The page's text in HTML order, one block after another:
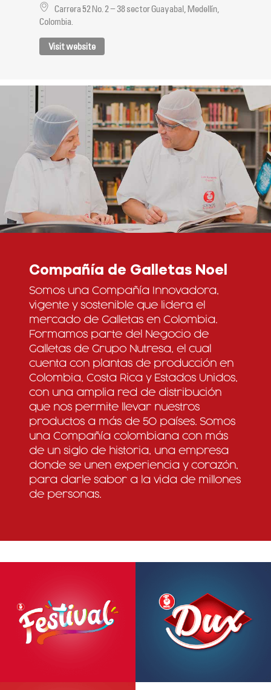
Carrera 52 No. 2 – 38 sector Guayabal, Medellín,
Colombia.
Visit website
Compañía de Galletas Noel
Somos una Compañía Innovadora,
vigente y sostenible que lidera el
mercado de Galletas en Colombia.
Formamos parte del Negocio de
Galletas de Grupo Nutresa, el cual
cuenta con plantas de producción en
Colombia, Costa Rica y Estados Unidos,
con una amplia red de distribución
que nos permite llevar nuestros
productos a más de 50 países. Somos
una Compañía colombiana con más
de un siglo de historia, una empresa
donde se unen experiencia y corazón,
para darle sabor a la vida de millones
de personas.